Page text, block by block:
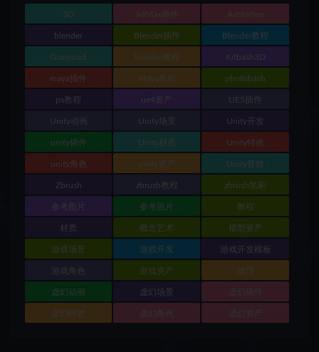
3D 3dMax插件 Artstation
blender Blender插件 Blender教程
Gumroad houdini教程 Kitbash3D
maya插件 Maya教程 photobash
ps教程 ue4资产 UE5插件
Unity动画 Unity场景 Unity开发
unity插件 Unity材质 Unity特效
unity角色 unity资产 Unity音效
Zbrush zbrush教程 zbrush笔刷
参考图片 参考照片 教程
材质 概念艺术 模型资产
游戏场景 游戏开发 游戏开发模板
游戏角色 游戏资产 纹理
虚幻动画 虚幻场景 虚幻插件
虚幻特效 虚幻角色 虚幻资产